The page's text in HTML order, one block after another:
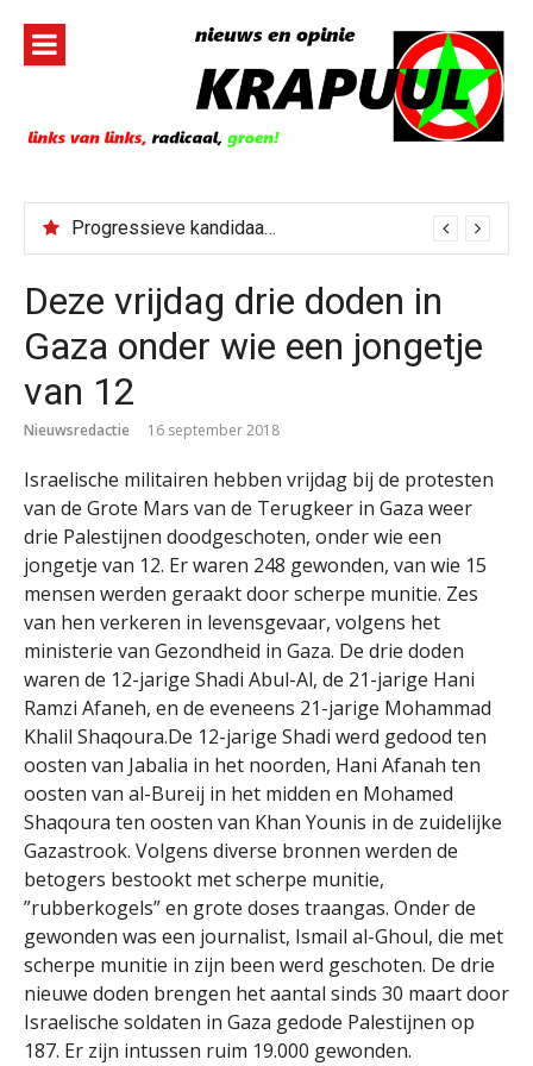
inhoud
Progressieve kandidaat El-Sayed senaatskandidaat Michigan
Deze vrijdag drie doden in
Gaza onder wie een jongetje
van 12
Nieuwsredactie 16 september 2018
Israelische militairen hebben vrijdag bij de protesten
van de Grote Mars van de Terugkeer in Gaza weer
drie Palestijnen doodgeschoten, onder wie een
jongetje van 12. Er waren 248 gewonden, van wie 15
mensen werden geraakt door scherpe munitie. Zes
van hen verkeren in levensgevaar, volgens het
ministerie van Gezondheid in Gaza. De drie doden
waren de 12-jarige Shadi Abul-Al, de 21-jarige Hani
Ramzi Afaneh, en de eveneens 21-jarige Mohammad
Khalil Shaqoura.De 12-jarige Shadi werd gedood ten
oosten van Jabalia in het noorden, Hani Afanah ten
oosten van al-Bureij in het midden en Mohamed
Shaqoura ten oosten van Khan Younis in de zuidelijke
Gazastrook. Volgens diverse bronnen werden de
betogers bestookt met scherpe munitie,
”rubberkogels” en grote doses traangas. Onder de
gewonden was een journalist, Ismail al-Ghoul, die met
scherpe munitie in zijn been werd geschoten. De drie
nieuwe doden brengen het aantal sinds 30 maart door
Israelische soldaten in Gaza gedode Palestijnen op
187. Er zijn intussen ruim 19.000 gewonden.